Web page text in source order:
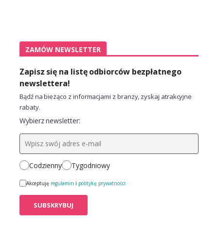
ZAMÓW NEWSLETTER
Zapisz się na listę odbiorców bezpłatnego
newslettera!
Bądź na bieżąco z informacjami z branży, zyskaj atrakcyjne
rabaty.
Wybierz newsletter:
Codzienny Tygodniowy
Akceptuję regulamin i politykę prywatności